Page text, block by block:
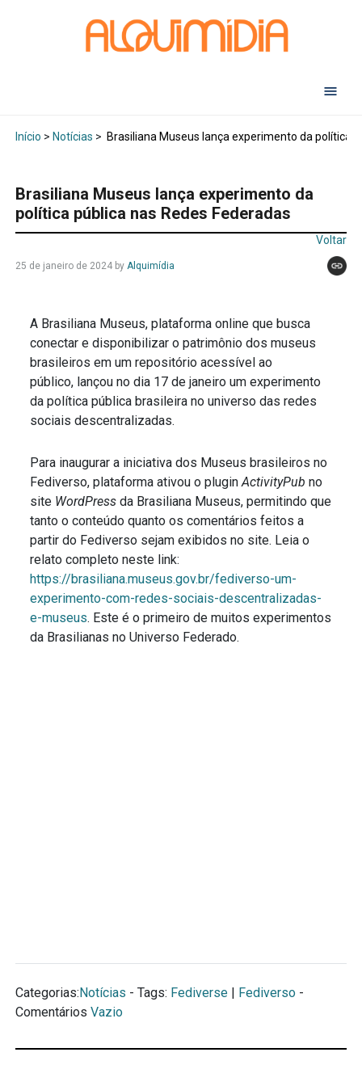
Início > Notícias > Brasiliana Museus lança experimento da política
Brasiliana Museus lança experimento da
política pública nas Redes Federadas
Voltar
25 de janeiro de 2024by Alquimídia
A Brasiliana Museus, plataforma online que busca
conectar e disponibilizar o patrimônio dos museus
brasileiros em um repositório acessível ao
público, lançou no dia 17 de janeiro um experimento
da política pública brasileira no universo das redes
sociais descentralizadas.
Para inaugurar a iniciativa dos Museus brasileiros no
Fediverso, plataforma ativou o pluginActivityPub no
site WordPress da Brasiliana Museus, permitindo que
tanto o conteúdo quanto os comentários feitos a
partir do Fediverso sejam exibidos no site. Leia o
relato completo neste link:
https://brasiliana.museus.gov.br/fediverso-um-
experimento-com-redes-sociais-descentralizadas-
e-museus. Este é o primeiro de muitos experimentos
da Brasilianas no Universo Federado.
Categorias:Notícias - Tags: Fediverse | Fediverso-
Comentários Vazio